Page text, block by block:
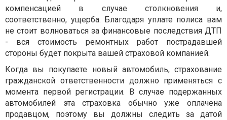
компенсацией в случае столкновения и,
соответственно, ущерба. Благодаря уплате полиса вам
не стоит волноваться за финансовые последствия ДТП
- вся стоимость ремонтных работ пострадавшей
стороны будет покрыта вашей страховой компанией.
Когда вы покупаете новый автомобиль, страхование
гражданской ответственности должно применяться с
момента первой регистрации. В случае подержанных
автомобилей эта страховка обычно уже оплачена
продавцом, поэтому вы должны следить за датой